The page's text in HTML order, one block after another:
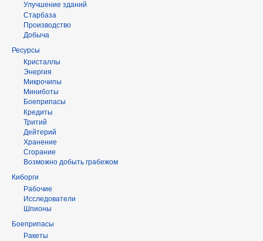
Улучшение зданий
Старбаза
Производство
Добыча
Ресурсы
Кристаллы
Энергия
Микрочипы
Миниботы
Боеприпасы
Кредиты
Тритий
Дейтерий
Хранение
Сгорание
Возможно добыть грабежом
Киборги
Рабочие
Исследователи
Шпионы
Боеприпасы
Ракеты